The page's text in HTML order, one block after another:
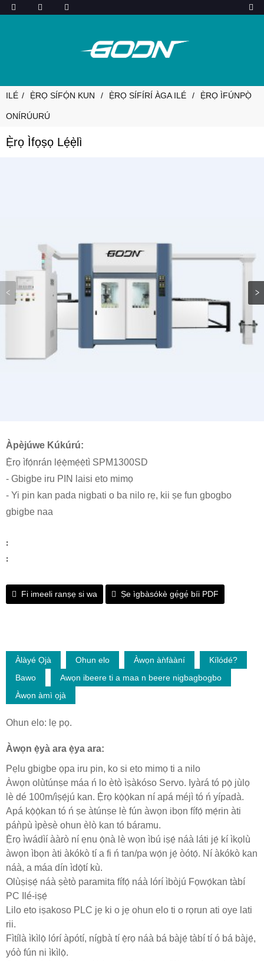
ILÉ Ẹ̀RỌ SÍFỌ́N KUN Ẹ̀RỌ SÍFÍRÍ ÀGA ILÉ Ẹ̀RỌ ÌFÚNPỌ̀
ONÍRÚURÚ
Ẹ̀rọ Ìfọṣọ Lẹ́ẹ̀lì
Àpèjúwe Kúkúrú:
Ẹ̀rọ ìfọ́nrán lẹ́ẹ̀mẹ́ẹ̀tì SPM1300SD
- Gbigbe iru PIN laisi eto mimọ
- Yi pin kan pada nigbati o ba nilo rẹ, kii ṣe fun gbogbo
gbigbe naa
:
:
Fi imeeli ranṣẹ si wa Ṣe ìgbàsókè gẹ́gẹ́ bíi PDF
Àlàyé Ọjà Ohun elo Àwọn àǹfààní
Kílódé?
Bawo
Awọn ibeere ti a maa n beere nigbagbogbo
Àwọn àmì ọjà
Ohun elo: lẹ pọ.
Àwọn ẹ̀yà ara ẹ̀ya ara:
Pẹlu gbigbe ọpa iru pin, ko si eto mimọ ti a nilo
Àwọn olùtúnṣe máa ń lo ètò ìṣàkóso Servo. Iyàrá tó pọ̀ jùlọ
lè dé 100m/ìṣẹ́jú kan. Ẹ̀rọ kọ̀ọ̀kan ní apá méjì tó ń yípadà.
Apá kọ̀ọ̀kan tó ń ṣe àtúnṣe lè fún àwọn ibọn fífọ́ mẹ́rin àti
páǹpù ìpèsè ohun èlò kan tó báramu.
Ẹ̀rọ ìwádìí ààrò ní ẹnu ọ̀nà lè wọn ìbú iṣẹ́ náà láti jẹ́ kí ìkọlù
àwọn ìbọn àti àkókò tí a fi ń tan/pa wọ́n jẹ́ òótọ́. Ní àkókò kan
náà, a máa dín ìdọ̀tí kù.
Olùṣiṣẹ́ náà ṣètò paramita fífọ́ náà lórí ìbòjú Fọwọ́kan tàbí
PC Ilé-iṣẹ́
Lilo eto iṣakoso PLC jẹ ki o jẹ ohun elo ti o rọrun ati oye lati
rii.
Fìtílà ìkìlọ̀ lórí àpótí, nígbà tí ẹ̀rọ náà bá bàjẹ́ tàbí tí ó bá bàjẹ́,
yóò fún ni ìkìlọ̀.